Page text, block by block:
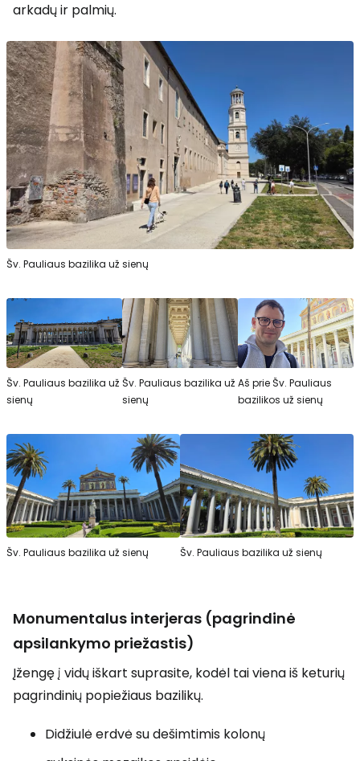
arkadų ir palmių.
Šv. Pauliaus bazilika už sienų
Šv. Pauliaus bazilika už
sienų
Šv. Pauliaus bazilika už
sienų
Aš prie Šv. Pauliaus
bazilikos už sienų
Šv. Pauliaus bazilika už sienų Šv. Pauliaus bazilika už sienų
Monumentalus interjeras (pagrindinė
apsilankymo priežastis)
Įžengę į vidų iškart suprasite, kodėl tai viena iš keturių
pagrindinių popiežiaus bazilikų.
Didžiulė erdvė su dešimtimis kolonų